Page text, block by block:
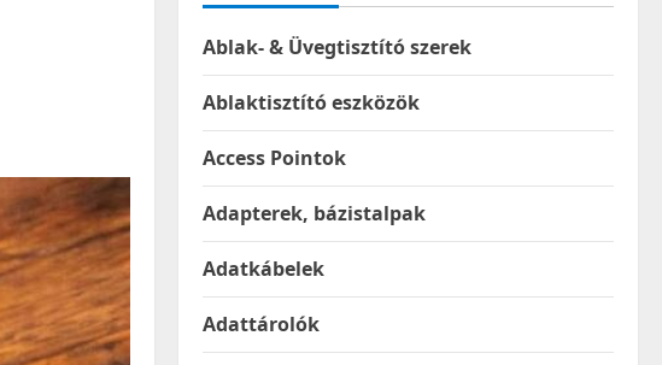
Ablak- & Üvegtisztító szerek
Ablaktisztító eszközök
Access Pointok
Adapterek, bázistalpak
Adatkábelek
Adattárolók